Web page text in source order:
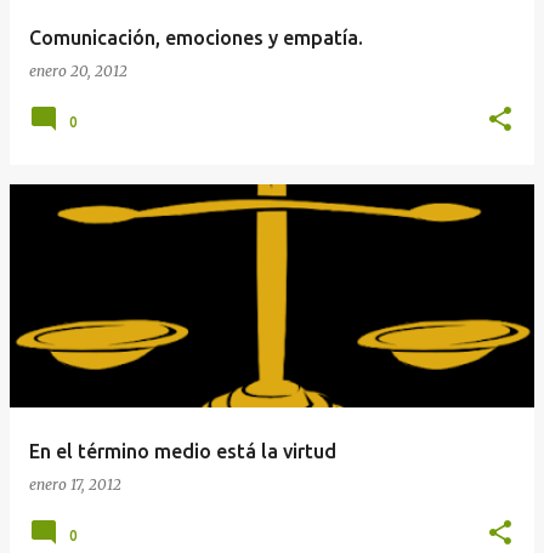
Comunicación, emociones y empatía.
enero 20, 2012
0
En el término medio está la virtud
enero 17, 2012
0